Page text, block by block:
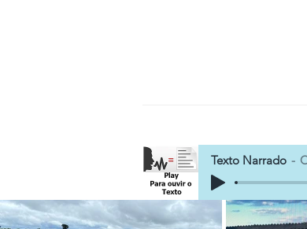
Texto Narrado